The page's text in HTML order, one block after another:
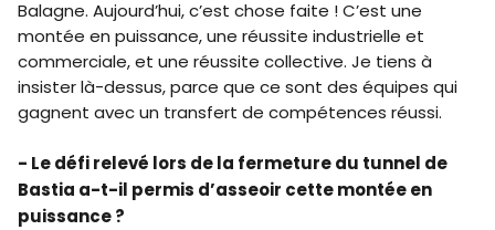
Balagne. Aujourd’hui, c’est chose faite ! C’est une
montée en puissance, une réussite industrielle et
commerciale, et une réussite collective. Je tiens à
insister là-dessus, parce que ce sont des équipes qui
gagnent avec un transfert de compétences réussi.
- Le défi relevé lors de la fermeture du tunnel de
Bastia a-t-il permis d’asseoir cette montée en
puissance ?